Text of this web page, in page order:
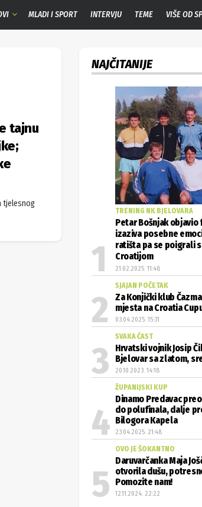
MLADI I SPORT INTERVJU TEME VIŠE OD
tajnu
tjelesnog
NAJČITANIJE
TRENING NK BJELOVARA
Petar Bošnjak
izaziva posebne
ratišta pa se poigrali
Croatijom
21.02.2025. 11:48
SJAJAN POČETAK
Za Konjički klub
mjesta na Croatia
03.04.2025. 15:31
SVAKA ČAST
Hrvatski vojnik Josip
Bjelovar sa zlatom,
20.10.2023. 14:18
ŽUPANIJSKI KUP
Dinamo Predavac
do polufinala, dalje
Bilogora Kapela
23.04.2025. 21:48
OVO JE ŠOKANTNO
Daruvarčanka Maja
otvorila dušu,
Pomozite nam!
12.11.2024. 22:22